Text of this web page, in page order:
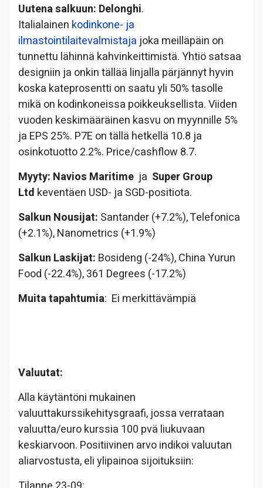
Uutena salkuun: Delonghi.
Italialainen kodinkone- ja
ilmastointilaitevalmistaja joka meilläpäin on
tunnettu lähinnä kahvinkeittimistä. Yhtiö satsaa
designiin ja onkin tällää linjalla pärjännyt hyvin
koska kateprosentti on saatu yli 50% tasolle
mikä on kodinkoneissa poikkeuksellista. Viiden
vuoden keskimääräinen kasvu on myynnille 5%
ja EPS 25%. P7E on tällä hetkellä 10.8 ja
osinkotuotto 2.2%. Price/cashflow 8.7.
Myyty: Navios Maritime ja Super Group
Ltd keventäen USD- ja SGD-positiota.
Salkun Nousijat: Santander (+7.2%), Telefonica
(+2.1%), Nanometrics (+1.9%)
Salkun Laskijat: Bosideng (-24%), China Yurun
Food (-22.4%), 361 Degrees (-17.2%)
Muita tapahtumia: Ei merkittävämpiä
Valuutat:
Alla käytäntöni mukainen
valuuttakurssikehitysgraafi, jossa verrataan
valuutta/euro kurssia 100 pvä liukuvaan
keskiarvoon. Positiivinen arvo indikoi valuutan
aliarvostusta, eli ylipainoa sijoituksiin: